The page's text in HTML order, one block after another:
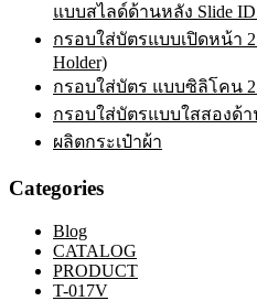
แบบสไลด์ด้านหลัง Slide ID
กรอบใส่บัตรแบบเปิดหน้า 2
Holder)
กรอบใส่บัตร แบบซิลิโคน 2
กรอบใส่บัตรแบบใสสองด้
ผลิตกระเป๋าผ้า
Categories
Blog
CATALOG
PRODUCT
T-017V